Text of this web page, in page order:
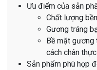
Ưu điểm của sản
Chất lượng
Gương tráng
Bề mặt gương
cách chân thực
Sản phẩm phù hợp